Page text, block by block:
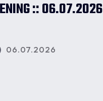
:: 06.07.2026
06.07.2026